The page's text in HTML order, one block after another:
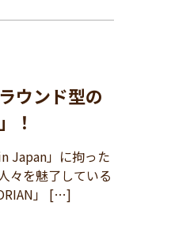
ウンド型の
！
Japan」に拘った
々を魅了している
」 […]